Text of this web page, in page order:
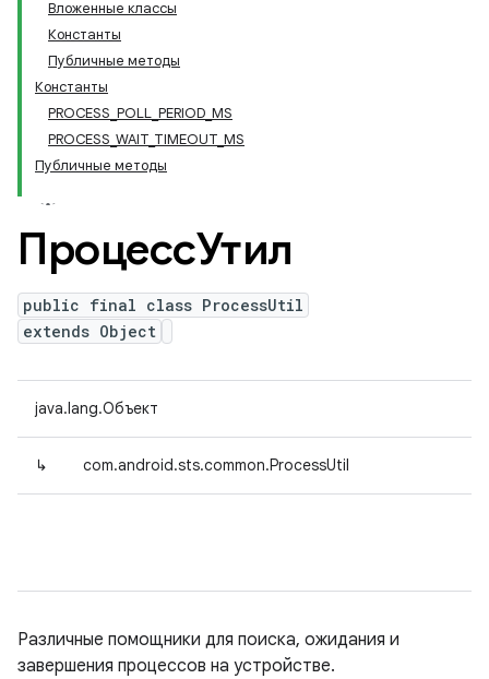
Вложенные классы
Константы
Публичные методы
Константы
PROCESS_POLL_PERIOD_MS
PROCESS_WAIT_TIMEOUT_MS
Публичные методы
ПроцессУтил
public final class ProcessUtil
extends Object
java.lang.Объект
↳ com.android.sts.common.ProcessUtil
Различные помощники для поиска, ожидания и
завершения процессов на устройстве.